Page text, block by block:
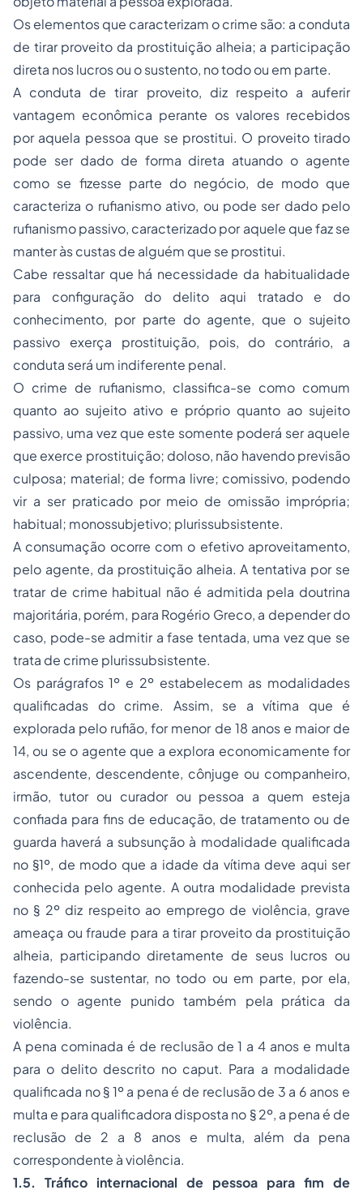
Os elementos que caracterizam o crime são: a conduta
de tirar proveito da prostituição alheia; a participação
direta nos lucros ou o sustento, no todo ou em parte.
A conduta de tirar proveito, diz respeito a auferir
vantagem econômica perante os valores recebidos
por aquela pessoa que se prostitui. O proveito tirado
pode ser dado de forma direta atuando o agente
como se fizesse parte do negócio, de modo que
caracteriza o rufianismo ativo, ou pode ser dado pelo
rufianismo passivo, caracterizado por aquele que faz se
manter às custas de alguém que se prostitui.
Cabe ressaltar que há necessidade da habitualidade
para configuração do delito aqui tratado e do
conhecimento, por parte do agente, que o sujeito
passivo exerça prostituição, pois, do contrário, a
conduta será um indiferente penal.
O crime de rufianismo, classifica-se como comum
quanto ao sujeito ativo e próprio quanto ao sujeito
passivo, uma vez que este somente poderá ser aquele
que exerce prostituição; doloso, não havendo previsão
culposa; material; de forma livre; comissivo, podendo
vir a ser praticado por meio de omissão imprópria;
habitual; monossubjetivo; plurissubsistente.
A consumação ocorre com o efetivo aproveitamento,
pelo agente, da prostituição alheia. A tentativa por se
tratar de crime habitual não é admitida pela doutrina
majoritária, porém, para Rogério Greco, a depender do
caso, pode-se admitir a fase tentada, uma vez que se
trata de crime plurissubsistente.
Os parágrafos 1º e 2º estabelecem as modalidades
qualificadas do crime. Assim, se a vítima que é
explorada pelo rufião, for menor de 18 anos e maior de
14, ou se o agente que a explora economicamente for
ascendente, descendente, cônjuge ou companheiro,
irmão, tutor ou curador ou pessoa a quem esteja
confiada para fins de educação, de tratamento ou de
guarda haverá a subsunção à modalidade qualificada
no §1º, de modo que a idade da vítima deve aqui ser
conhecida pelo agente. A outra modalidade prevista
no § 2º diz respeito ao emprego de violência, grave
ameaça ou fraude para a tirar proveito da prostituição
alheia, participando diretamente de seus lucros ou
fazendo-se sustentar, no todo ou em parte, por ela,
sendo o agente punido também pela prática da
violência.
A pena cominada é de reclusão de 1 a 4 anos e multa
para o delito descrito no caput. Para a modalidade
qualificada no § 1º a pena é de reclusão de 3 a 6 anos e
multa e para qualificadora disposta no § 2º, a pena é de
reclusão de 2 a 8 anos e multa, além da pena
correspondente à violência.
1.5. Tráfico internacional de pessoa para fim de